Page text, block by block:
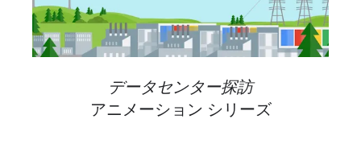
データセンター探訪
アニメーション シリーズ